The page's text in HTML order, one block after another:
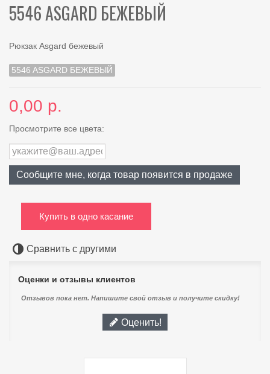
5546 ASGARD БЕЖЕВЫЙ
Рюкзак Asgard бежевый
5546 ASGARD БЕЖЕВЫЙ
0,00 р.
Просмотрите все цвета:
Сообщите мне, когда товар появится в продаже
Купить в одно касание
Сравнить с другими
Оценки и отзывы клиентов
Отзывов пока нет. Напишите свой отзыв и получите скидку!
Оценить!